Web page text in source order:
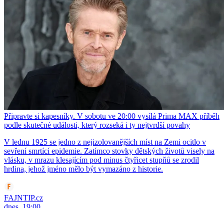
Připravte si kapesníky. V sobotu ve 20:00 vysílá Prima MAX příběh
podle skutečné události, který rozseká i ty nejtvrdší povahy
V lednu 1925 se jedno z nejizolovanějších míst na Zemi ocitlo v
sevření smrtící epidemie. Zatímco stovky dětských životů visely na
vlásku, v mrazu klesajícím pod minus čtyřicet stupňů se zrodil
hrdina, jehož jméno mělo být vymazáno z historie.
FAJNTIP.cz